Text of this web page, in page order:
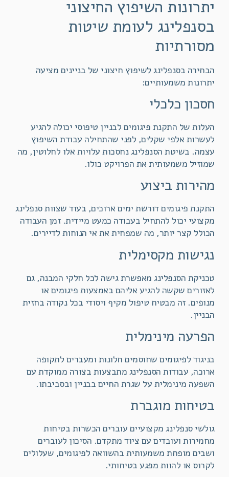
יתרונות השיפוץ החיצוני
בסנפלינג לעומת שיטות
מסורתיות
הבחירה בסנפלינג לשיפוץ חיצוני של בניינים מציעה
יתרונות משמעותיים:
חסכון כלכלי
העלות של התקנת פיגומים לבניין טיפוסי יכולה להגיע
לעשרות אלפי שקלים, לפני שהתחילה עבודת השיפוץ
עצמה. בשיטת הסנפלינג נחסכות עלויות אלו לחלוטין, מה
שמוזיל משמעותית את הפרויקט כולו.
מהירות ביצוע
התקנת פיגומים דורשת ימים ארוכים, בעוד שצוות סנפלינג
מקצועי יכול להתחיל בעבודה כמעט מיידית. זמן העבודה
הכולל קצר יותר, מה שמפחית את אי הנוחות לדיירים.
נגישות מקסימלית
טכניקת הסנפלינג מאפשרת גישה לכל חלקי המבנה, גם
לאזורים שקשה להגיע אליהם באמצעות פיגומים או
מנופים. זה מבטיח טיפול מקיף ויסודי בכל נקודה בחזית
הבניין.
הפרעה מינימלית
בניגוד לפיגומים שחוסמים חלונות ומעברים לתקופה
ארוכה, עבודות הסנפלינג מתבצעות בצורה ממוקדת עם
השפעה מינימלית על שגרת החיים בבניין ובסביבתו.
בטיחות מוגברת
גולשי סנפלינג מקצועיים עוברים הכשרות בטיחות
מחמירות ועובדים עם ציוד מתקדם. הסיכון לעוברים
ושבים מופחת משמעותית בהשוואה לפיגומים, שעלולים
לקרוס או להוות מפגע בטיחותי.